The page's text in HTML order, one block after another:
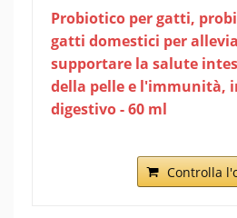
Probiotico per gatti,
gatti domestici per
supportare la salute
della pelle e l'immunità,
digestivo - 60 ml
Controlla